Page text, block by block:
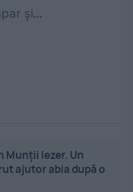
și...
Munții Iezer. Un
ajutor abia după o